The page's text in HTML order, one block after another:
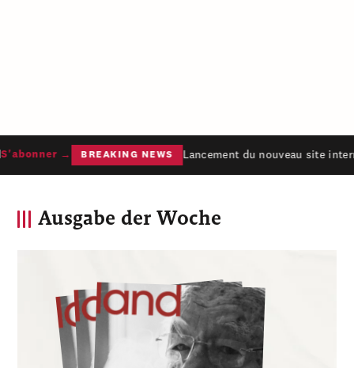
→ BREAKING NEWS Lancement du nouveau site
Ausgabe der Woche